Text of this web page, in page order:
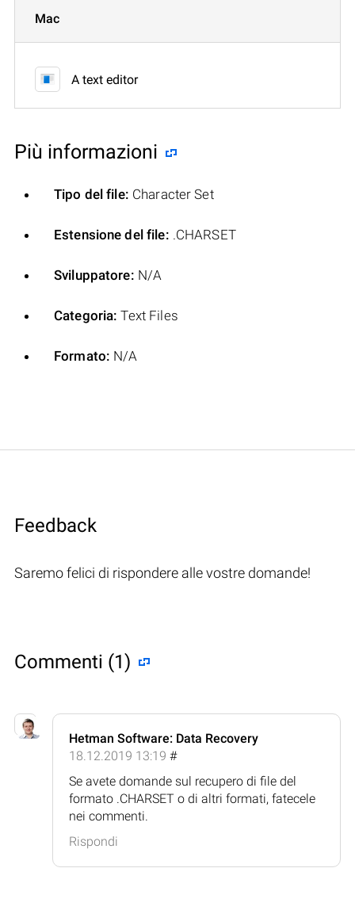
Mac
A text editor
Più informazioni
Tipo del file: Character Set
Estensione del file: .CHARSET
Sviluppatore: N/A
Categoria: Text Files
Formato: N/A
Feedback
Saremo felici di rispondere alle vostre domande!
Commenti (1)
Hetman Software: Data Recovery
18.12.2019 13:19 #
Se avete domande sul recupero di file del
formato .CHARSET o di altri formati, fatecele
nei commenti.
Rispondi